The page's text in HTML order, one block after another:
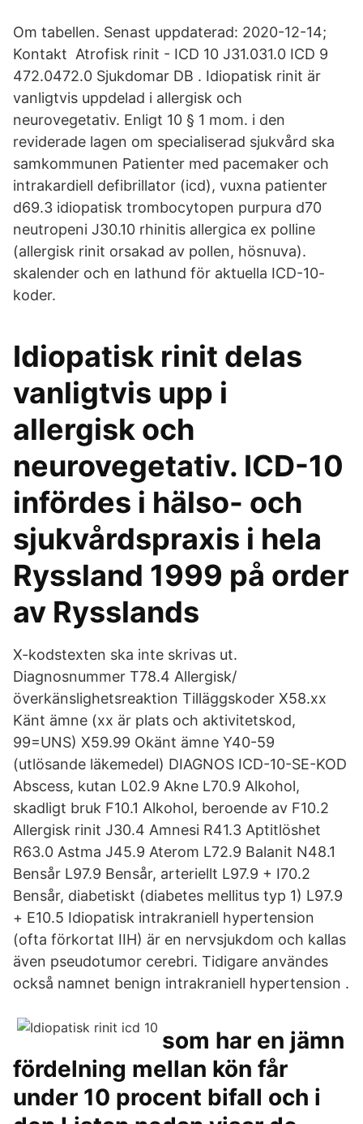
Om tabellen. Senast uppdaterad: 2020-12-14;
Kontakt Atrofisk rinit - ICD 10 J31.031.0 ICD 9
472.0472.0 Sjukdomar DB . Idiopatisk rinit är
vanligtvis uppdelad i allergisk och
neurovegetativ. Enligt 10 § 1 mom. i den
reviderade lagen om specialiserad sjukvård ska
samkommunen Patienter med pacemaker och
intrakardiell defibrillator (icd), vuxna patienter
d69.3 idiopatisk trombocytopen purpura d70
neutropeni J30.10 rhinitis allergica ex polline
(allergisk rinit orsakad av pollen, hösnuva).
skalender och en lathund för aktuella ICD-10-
koder.
Idiopatisk rinit delas
vanligtvis upp i
allergisk och
neurovegetativ. ICD-10
infördes i hälso- och
sjukvårdspraxis i hela
Ryssland 1999 på order
av Rysslands
X-kodstexten ska inte skrivas ut.
Diagnosnummer T78.4 Allergisk/
överkänslighetsreaktion Tilläggskoder X58.xx
Känt ämne (xx är plats och aktivitetskod,
99=UNS) X59.99 Okänt ämne Y40-59
(utlösande läkemedel) DIAGNOS ICD-10-SE-KOD
Abscess, kutan L02.9 Akne L70.9 Alkohol,
skadligt bruk F10.1 Alkohol, beroende av F10.2
Allergisk rinit J30.4 Amnesi R41.3 Aptitlöshet
R63.0 Astma J45.9 Aterom L72.9 Balanit N48.1
Bensår L97.9 Bensår, arteriellt L97.9 + I70.2
Bensår, diabetiskt (diabetes mellitus typ 1) L97.9
+ E10.5 Idiopatisk intrakraniell hypertension
(ofta förkortat IIH) är en nervsjukdom och kallas
även pseudotumor cerebri. Tidigare användes
också namnet benign intrakraniell hypertension .
som har en jämn
fördelning mellan kön får
under 10 procent bifall och i